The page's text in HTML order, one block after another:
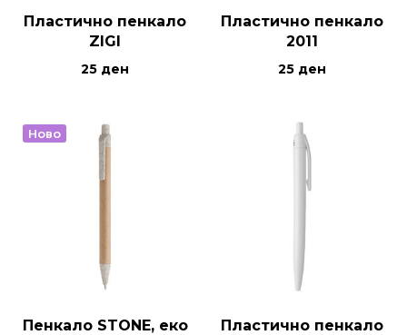
Пластично пенкало
ZIGI
25 ден
Пластично пенкало
2011
25 ден
Ново
Пенкало STONE, еко
Пластично пенкало